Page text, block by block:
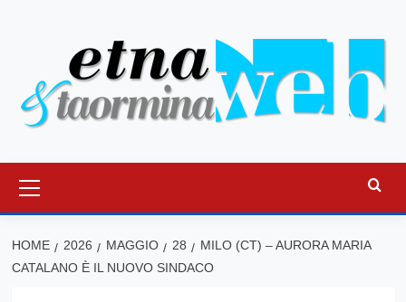
principale
HOME 2026 MAGGIO 28
MILO (CT) – AURORA MARIA
CATALANO È IL NUOVO SINDACO